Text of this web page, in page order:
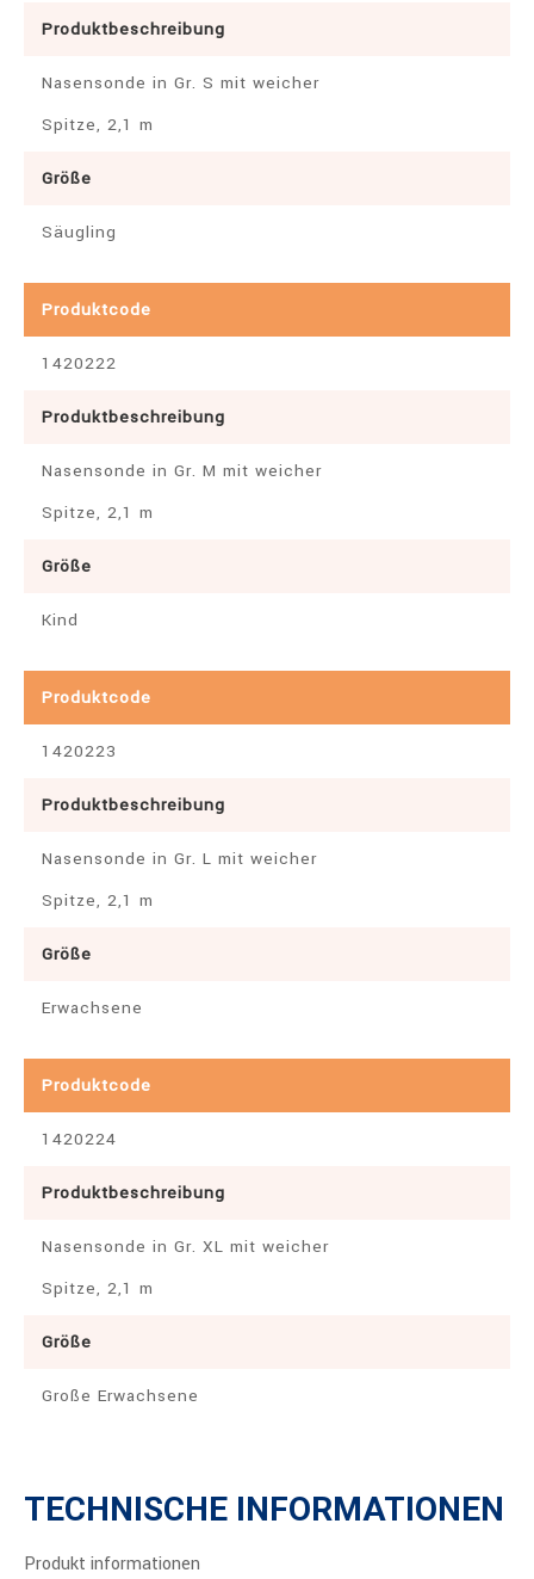
Produktbeschreibung
Nasensonde in Gr. S mit weicher
Spitze, 2,1 m
Größe
Säugling
Produktcode
1420222
Produktbeschreibung
Nasensonde in Gr. M mit weicher
Spitze, 2,1 m
Größe
Kind
Produktcode
1420223
Produktbeschreibung
Nasensonde in Gr. L mit weicher
Spitze, 2,1 m
Größe
Erwachsene
Produktcode
1420224
Produktbeschreibung
Nasensonde in Gr. XL mit weicher
Spitze, 2,1 m
Größe
Große Erwachsene
TECHNISCHE INFORMATIONEN
Produkt informationen